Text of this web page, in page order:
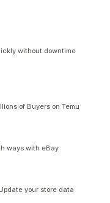
without downtime
of Buyers on Temu
ways with eBay
your store data